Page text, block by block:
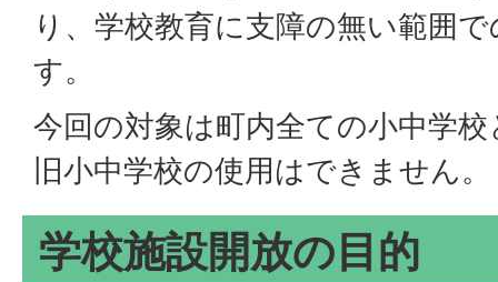
り、学校教育に支障の無い範囲
す。
今回の対象は町内全ての小中学
旧小中学校の使用はできません。
学校施設開放の目的